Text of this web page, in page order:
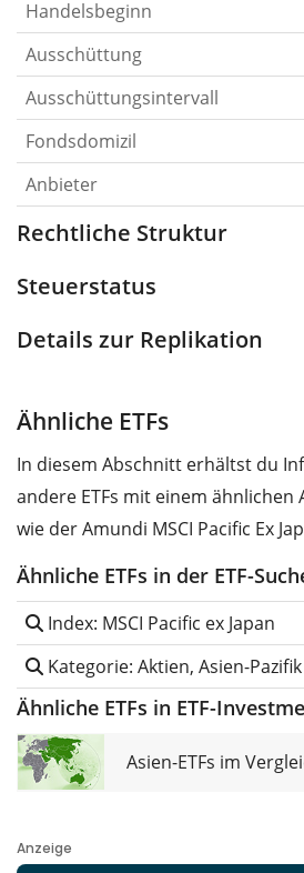
Handelsbeginn
Ausschüttung
Ausschüttungsintervall
Fondsdomizil
Anbieter
Rechtliche Struktur
Steuerstatus
Details zur Replikation
Ähnliche ETFs
In diesem Abschnitt erhältst du
andere ETFs mit einem ähnlichen
wie der Amundi MSCI Pacific Ex
Ähnliche ETFs in der ETF-
Index: MSCI Pacific ex Japan
Kategorie: Aktien, Asien-Pazifik
Ähnliche ETFs in ETF-
Asien-ETFs im